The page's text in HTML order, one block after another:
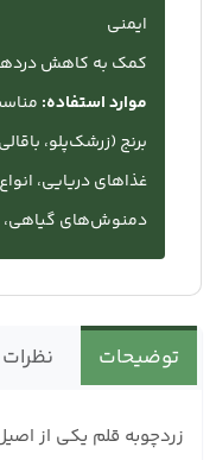
ایمنی
کمک به کاهش
موارد استفاده:
برنج (زرشک‌پلو،
غذاهای دریایی،
دمنوش‌های گیاهی،
توضیحات نظرات
زردچوبه قلم یکی از